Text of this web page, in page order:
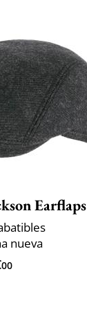
Earflaps
nueva
00